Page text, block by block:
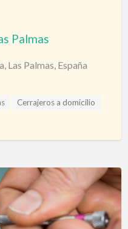
Palmas
Las Palmas, España
Cerrajeros a domicilio